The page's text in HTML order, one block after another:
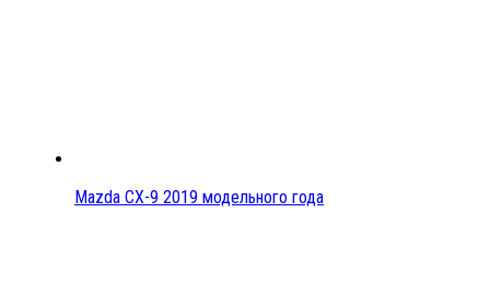
Mazda CX-9 2019 модельного года